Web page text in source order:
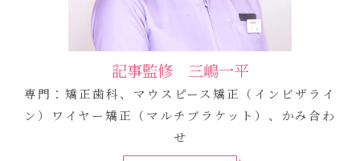
記事監修 三嶋一平
専門：矯正歯科、マウスピース矯正（インビザライ
ン）ワイヤー矯正（マルチブラケット）、かみ合わ
せ